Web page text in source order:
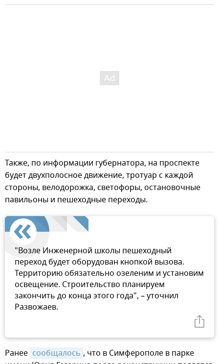
Также, по информации губернатора, на проспекте
будет двухполосное движение, тротуар с каждой
стороны, велодорожка, светофоры, остановочные
павильоны и пешеходные переходы.
"Возле Инженерной школы пешеходный
переход будет оборудован кнопкой вызова.
Территорию обязательно озеленим и установим
освещение. Строительство планируем
закончить до конца этого года", – уточнил
Развожаев.
Ранее сообщалось , что в Симферополе в парке